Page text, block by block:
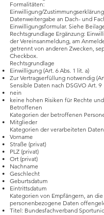
Formalitäten:
Einwilligung/
Datenweitergabe an Dach- und
Einwilligungsformular. Siehe
Rechtsgrundlage Ergänzung:
der Vereinsanmeldung, am
getrennt von anderen Zwecken,
Checkbox.
Rechtsgrundlage
Einwilligung (Art. 6 Abs. 1 lit. a)
Zur Vertragserfüllung notwendig
Sensible Daten nach DSGVO Art. 9
nein
keine hohen Risiken für Rechte
Betroffenen
Kategorien der betroffenen
Mitglieder
Kategorien der verarbeiteten Daten
Vorname
Straße (privat)
PLZ (privat)
Ort (privat)
Nachname
Geschlecht
Geburtsdatum
Eintrittsdatum
Kategorien von Empfängern, an die
personenbezogene Daten
Titel: Bundesfachverband